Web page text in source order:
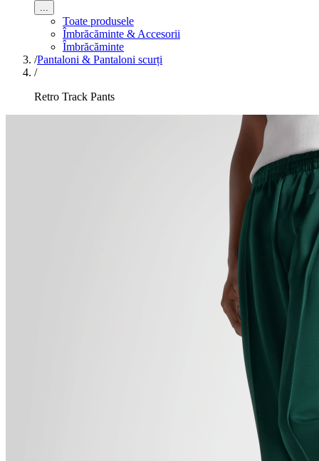
...
Toate produsele
Îmbrăcăminte & Accesorii
Îmbrăcăminte
/Pantaloni & Pantaloni scurți
/
Retro Track Pants